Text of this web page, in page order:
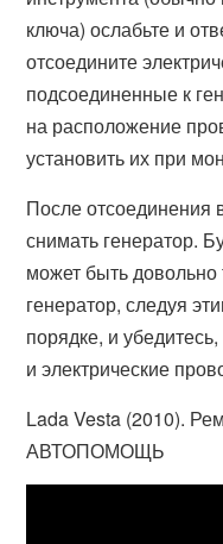
ключа) ослабьте и
отсоедините
подсоединенные к
на расположение
установить их при
После отсоединения
снимать генератор.
может быть
генератор, следуя
порядке, и
и электрические
Lada Vesta (2010).
АВТОПОМОЩЬ